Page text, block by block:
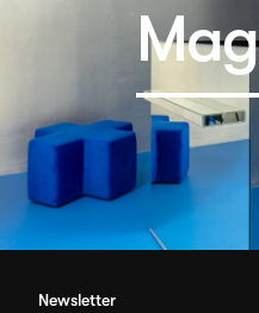
Newsletter